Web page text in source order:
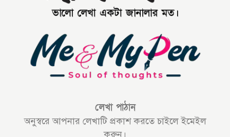
লেখা পাঠান
অনুস্বরে আপনার লেখাটি প্রকাশ করতে চাইলে ইমেইল
করুন।